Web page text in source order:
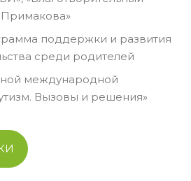
поддержки и развития
среди родителей
международной
Вызовы и решения»